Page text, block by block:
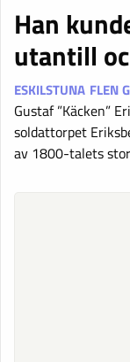
Han
utantill
ESKILSTUNA FLEN
Gustaf ”Käcken”
soldattorpet
av 1800-talets